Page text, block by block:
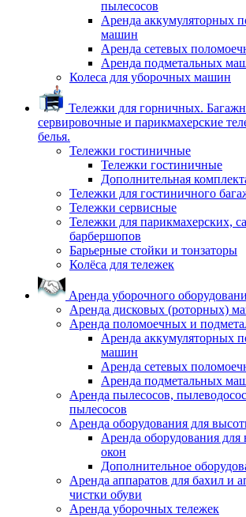
пылесосов
Аренда аккумуляторных
машин
Аренда сетевых
Аренда подметальных
Колеса для уборочных машин
Тележки для горничных.
сервировочные и парикмахерские
белья.
Тележки гостиничные
Тележки гостиничные
Дополнительная
Тележки для гостиничного
Тележки сервисные
Тележки для парикмахерских,
барбершопов
Барьерные стойки и тонзаторы
Колёса для тележек
Аренда уборочного
Аренда дисковых (роторных)
Аренда поломоечных и
Аренда аккумуляторных
машин
Аренда сетевых
Аренда подметальных
Аренда пылесосов,
пылесосов
Аренда оборудования для
Аренда оборудования
окон
Дополнительное
Аренда аппаратов для бахил и
чистки обуви
Аренда уборочных тележек